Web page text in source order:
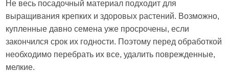
Не весь посадочный материал подходит для
выращивания крепких и здоровых растений. Возможно,
купленные давно семена уже просрочены, если
закончился срок их годности. Поэтому перед обработкой
необходимо перебрать их все, удалить поврежденные,
мелкие.